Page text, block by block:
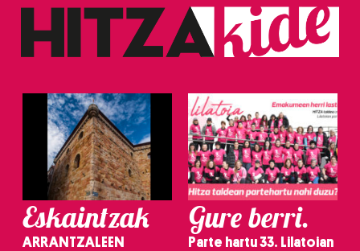
Eskaintzak
ARRANTZALEEN
Gure berri.
Parte hartu 33. Lilatoian